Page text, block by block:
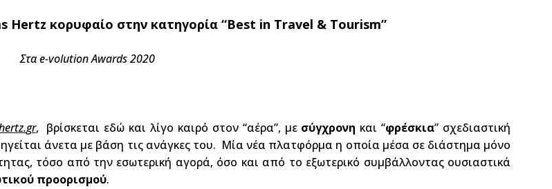
Hertz κορυφαίο στην κατηγορία “Best in Travel & Tourism”
Σταe-volutionAwards2020
gr, βρίσκεται εδώ και λίγο καιρό στον “αέρα”, με σύγχρονη και “φρέσκια” σχεδιαστική
άνετα με βάση τις ανάγκες του. Μία νέα πλατφόρμα η οποία μέσα σε διάστημα μόνο
τόσο από την εσωτερική αγορά, όσο και από το εξωτερικό συμβάλλοντας ουσιαστικά
προορισμού.